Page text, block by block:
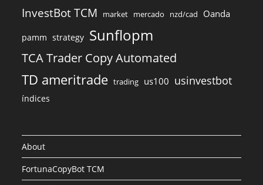
InvestBot TCM market mercado nzd/cad Oanda
pamm strategy Sunflopm
TCA Trader Copy Automated
TD ameritrade trading us100 usinvestbot
índices
About
FortunaCopyBot TCM